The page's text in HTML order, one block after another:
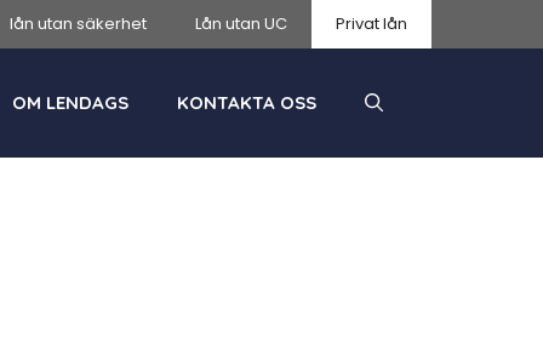
lån utan säkerhet Lån utan UC Privat lån
OM LENDAGS KONTAKTA OSS